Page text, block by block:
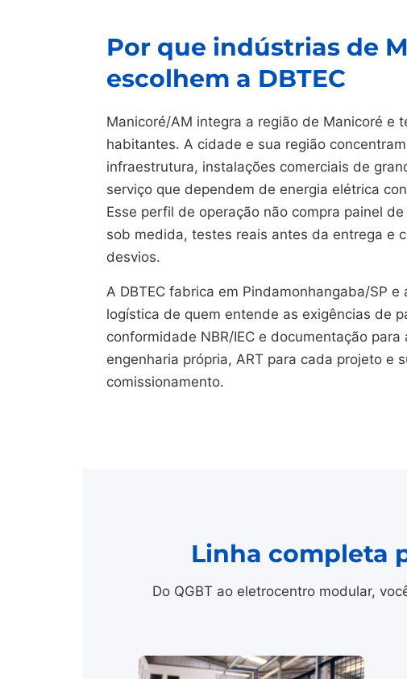
Por que indústrias de
escolhem a DBTEC
Manicoré/AM integra a região de Manicoré e
habitantes. A cidade e sua região
infraestrutura, instalações comerciais de
serviço que dependem de energia elétrica
Esse perfil de operação não compra painel
sob medida, testes reais antes da entrega e
desvios.
A DBTEC fabrica em Pindamonhangaba/SP
logística de quem entende as exigências de
conformidade NBR/IEC e documentação para
engenharia própria, ART para cada projeto e
comissionamento.
Linha completa
Do QGBT ao eletrocentro modular,